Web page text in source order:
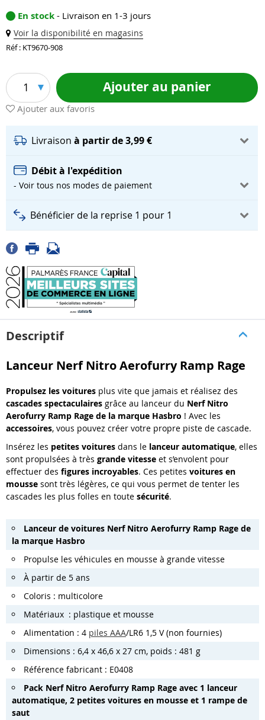
En stock - Livraison en 1-3 jours
Voir la disponibilité en magasins
Réf : KT9670-908
1 Ajouter au panier
Ajouter aux favoris
Livraison à partir de 3,99 €
Débit à l'expédition
- Voir tous nos modes de paiement
Bénéficier de la reprise 1 pour 1
Descriptif
Lanceur Nerf Nitro Aerofurry Ramp Rage
Propulsez les voitures plus vite que jamais et réalisez des
cascades spectaculaires grâce au lanceur du Nerf Nitro
Aerofurry Ramp Rage de la marque Hasbro ! Avec les
accessoires, vous pouvez créer votre propre piste de cascade.
Insérez les petites voitures dans le lanceur automatique, elles
sont propulsées à très grande vitesse et s’envolent pour
effectuer des figures incroyables. Ces petites voitures en
mousse sont très légères, ce qui vous permet de tenter les
cascades les plus folles en toute sécurité.
Lanceur de voitures Nerf Nitro Aerofurry Ramp Rage de
la marque Hasbro
Propulse les véhicules en mousse à grande vitesse
À partir de 5 ans
Coloris : multicolore
Matériaux : plastique et mousse
Alimentation : 4 piles AAA/LR6 1,5 V (non fournies)
Dimensions : 6,4 x 46,6 x 27 cm, poids : 481 g
Référence fabricant : E0408
Pack Nerf Nitro Aerofurry Ramp Rage avec 1 lanceur
automatique, 2 petites voitures en mousse et 1 rampe de
saut